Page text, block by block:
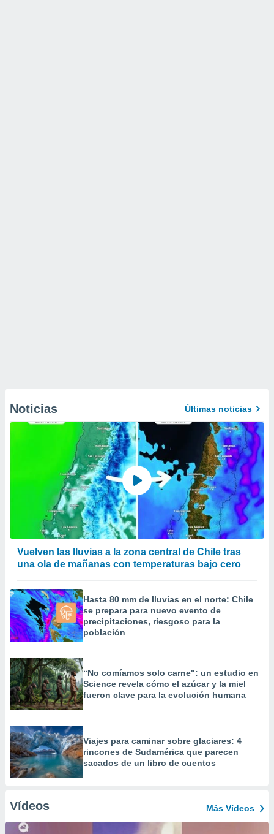
Noticias Últimas noticias
Vuelven las lluvias a la zona central de Chile tras
una ola de mañanas con temperaturas bajo cero
Hasta 80 mm de lluvias en el norte: Chile
se prepara para nuevo evento de
precipitaciones, riesgoso para la
población
“No comíamos solo carne": un estudio en
Science revela cómo el azúcar y la miel
fueron clave para la evolución humana
Viajes para caminar sobre glaciares: 4
rincones de Sudamérica que parecen
sacados de un libro de cuentos
Vídeos Más Vídeos